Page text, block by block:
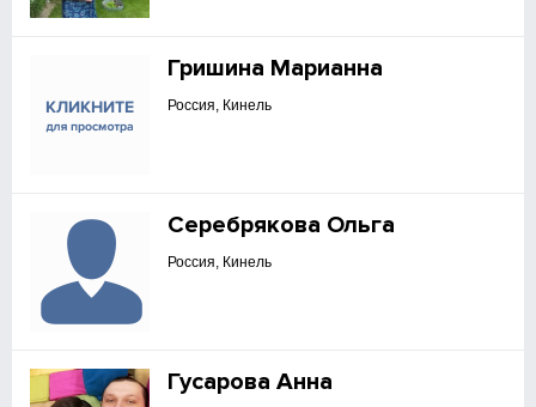
Гришина Марианна
Россия, Кинель
Серебрякова Ольга
Россия, Кинель
Гусарова Анна